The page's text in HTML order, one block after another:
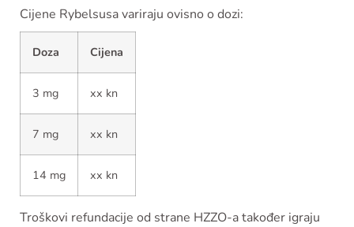
Cijene Rybelsusa variraju ovisno o dozi:
Doza Cijena
3 mg xx kn
7 mg xx kn
14 mg xx kn
Troškovi refundacije od strane HZZO-a također igraju